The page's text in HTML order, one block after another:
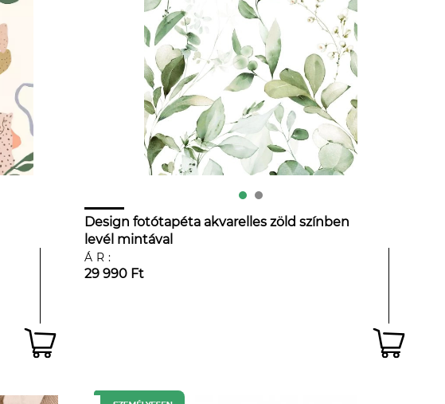
Design fotótapéta akvarelles zöld színben
levél mintával
ÁR:
29 990 Ft